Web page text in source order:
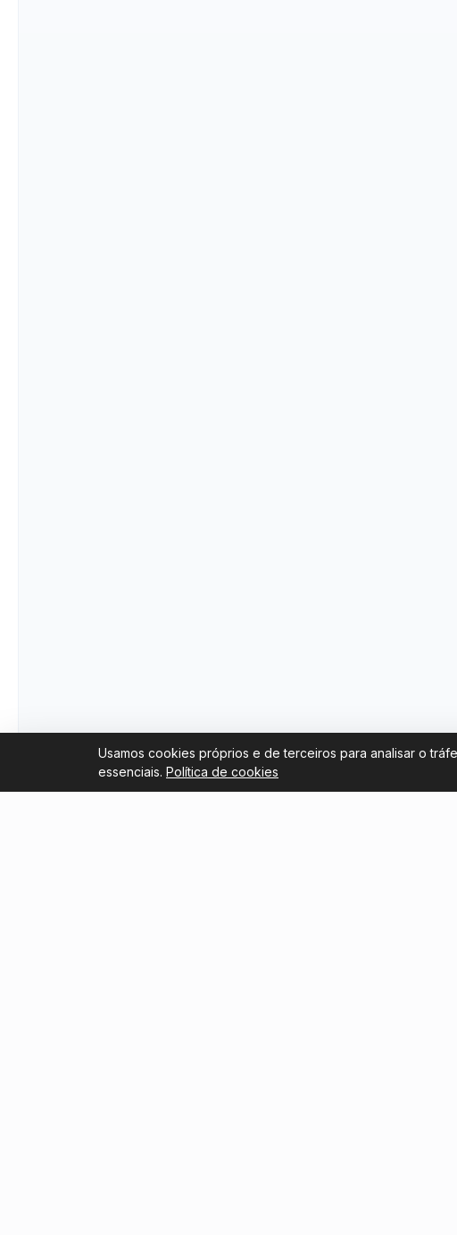
Usamos cookies próprios e de terceiros para analisar o
essenciais. Política de cookies